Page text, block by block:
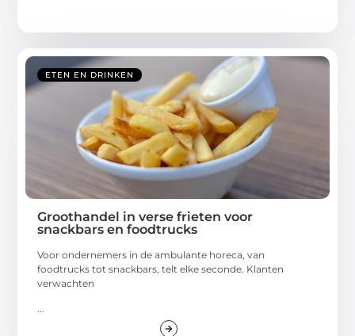
ETEN EN DRINKEN
Groothandel in verse frieten voor
snackbars en foodtrucks
Voor ondernemers in de ambulante horeca, van
foodtrucks tot snackbars, telt elke seconde. Klanten
verwachten